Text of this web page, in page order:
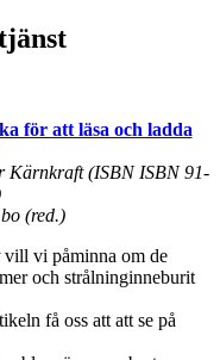
för att läsa och ladda
Kärnkraft (ISBN ISBN 91-
(red.)
vill vi påminna om de
och strålninginneburit
få oss att att se på